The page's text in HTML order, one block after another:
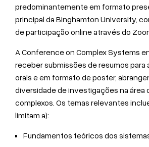
predominantemente em formato
principal da Binghamton University,
de participação online através do
A Conference on Complex Systems
receber submissões de resumos
orais e em formato de poster,
diversidade de investigações na área
complexos. Os temas relevantes
limitam a):
Fundamentos teóricos dos